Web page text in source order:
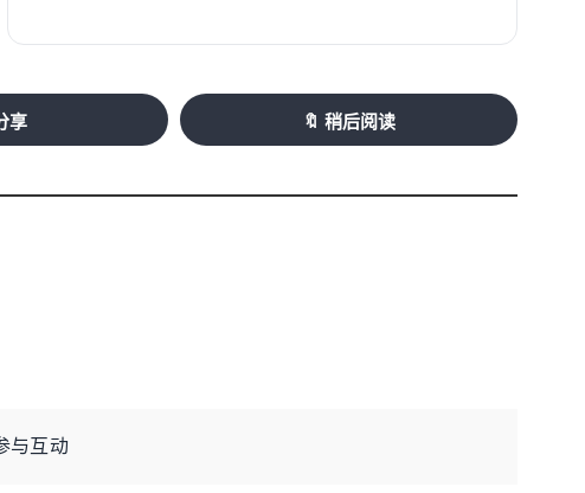
、文旅消费等多种元素巧妙融合，活
民游客都能找到自己感兴趣的项目，
新年送“福”字和全家福拍摄区热闹极
争相请书法家书写“福”字带回家，把
仪式感，这次来文化馆打卡，不仅收
享 🔖 稍后阅读
与互动